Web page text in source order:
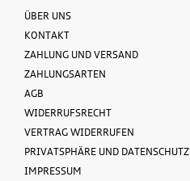
ÜBER UNS
KONTAKT
ZAHLUNG UND VERSAND
ZAHLUNGSARTEN
AGB
WIDERRUFSRECHT
VERTRAG WIDERRUFEN
PRIVATSPHÄRE UND DATENSCHUTZ
IMPRESSUM